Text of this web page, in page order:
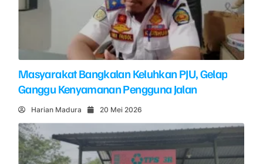
Masyarakat Bangkalan Keluhkan PJU, Gelap
Ganggu Kenyamanan Pengguna Jalan
Harian Madura 20 Mei 2026